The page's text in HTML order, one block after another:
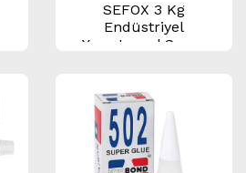
SEFOX 3 Kg
Endüstriyel
Yapıştırıcı | Sarı –
Yapıştırıcı